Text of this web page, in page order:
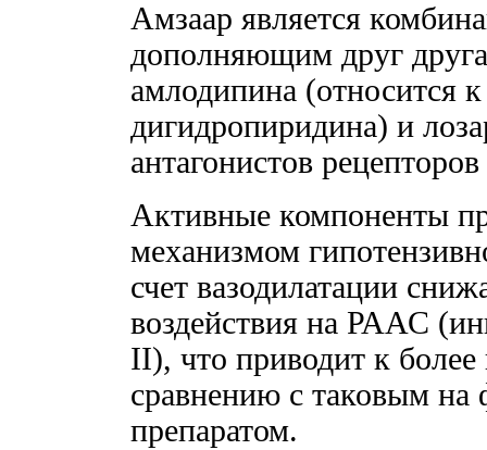
Амзаар является
дополняющим друг
амлодипина (относится
дигидропиридина) и
антагонистов
Активные компоненты
механизмом
счет вазодилатации
воздействия на РААС
II), что приводит к
сравнению с таковым
препаратом.